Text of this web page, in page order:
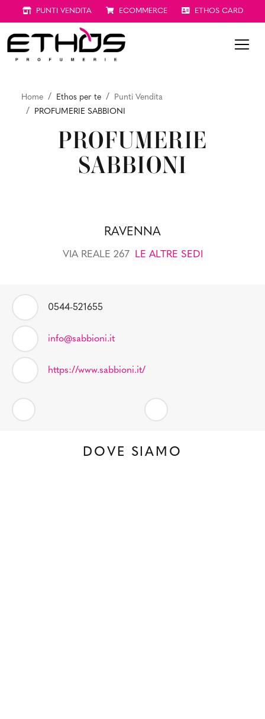
PUNTI VENDITA ECOMMERCE ETHOS CARD
Home Ethos per te
Punti Vendita
PROFUMERIE SABBIONI
PROFUMERIE
SABBIONI
RAVENNA
VIA REALE 267 LE ALTRE SEDI
0544-521655
info@sabbioni.it
https://www.sabbioni.it/
DOVE SIAMO